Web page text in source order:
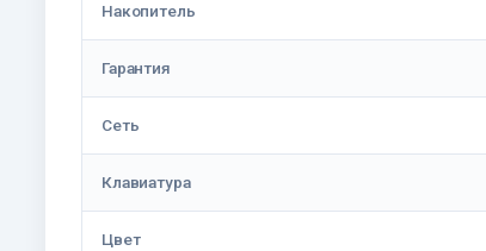
Накопитель
Гарантия
Сеть
Клавиатура
Цвет